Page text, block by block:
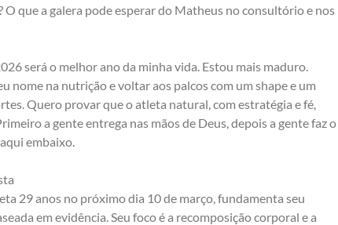
O que a galera pode esperar do Matheus no consultório e nos
será o melhor ano da minha vida. Estou mais maduro.
nome na nutrição e voltar aos palcos com um shape e um
Quero provar que o atleta natural, com estratégia e fé,
a gente entrega nas mãos de Deus, depois a gente faz o
embaixo.
29 anos no próximo dia 10 de março, fundamenta seu
em evidência. Seu foco é a recomposição corporal e a